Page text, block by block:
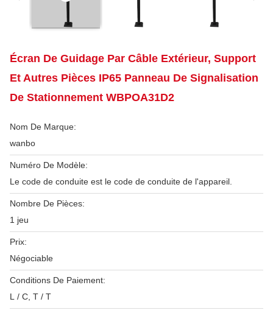
Écran De Guidage Par Câble Extérieur, Support
Et Autres Pièces IP65 Panneau De Signalisation
De Stationnement WBPOA31D2
Nom De Marque:
wanbo
Numéro De Modèle:
Le code de conduite est le code de conduite de l'appareil.
Nombre De Pièces:
1 jeu
Prix:
Négociable
Conditions De Paiement:
L / C, T / T